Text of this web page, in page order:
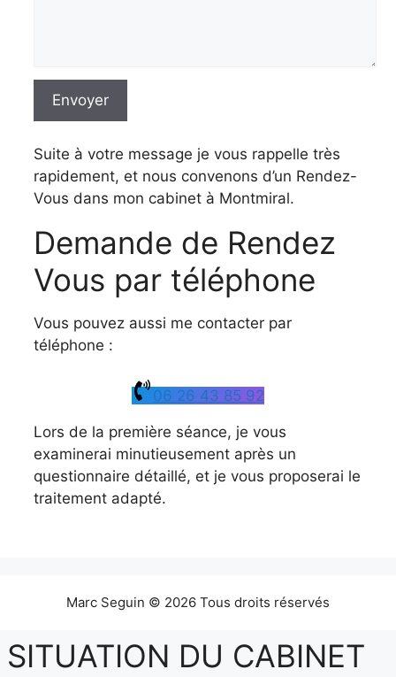
Suite à votre message je vous rappelle très
rapidement, et nous convenons d’un Rendez-
Vous dans mon cabinet à Montmiral.
Demande de Rendez
Vous par téléphone
Vous pouvez aussi me contacter par
téléphone :
06 26 43 85 92
Lors de la première séance, je vous
examinerai minutieusement après un
questionnaire détaillé, et je vous proposerai le
traitement adapté.
Marc Seguin © 2026 Tous droits réservés
SITUATION DU CABINET